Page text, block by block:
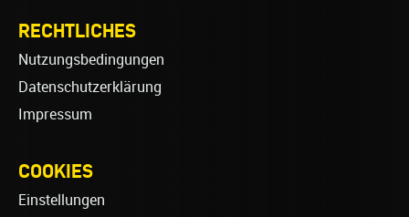
RECHTLICHES
Nutzungsbedingungen
Datenschutzerklärung
Impressum
COOKIES
Einstellungen